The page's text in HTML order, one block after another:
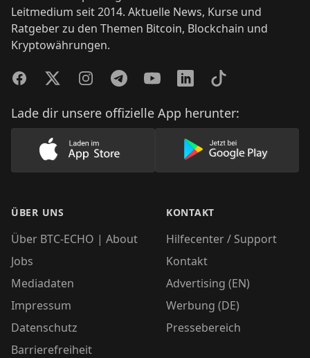
Leitmedium seit 2014. Aktuelle News, Kurse und
Ratgeber zu den Themen Bitcoin, Blockchain und
Kryptowährungen.
FacebookTwitterInstagramTelegramYouTubeLinkedInTikTok
Lade dir unsere offizielle App herunter:
Lade unsere App im AppStore herunter
Lade unsere
ÜBER UNS
Über BTC-ECHO | About
Jobs
Mediadaten
Impressum
Datenschutz
Barrierefreiheit
KONTAKT
Hilfecenter / Support
Kontakt
Advertising (EN)
Werbung (DE)
Pressebereich